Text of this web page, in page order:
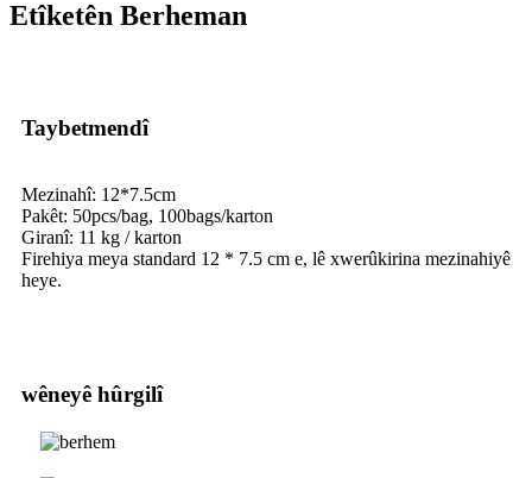
Etîketên Berheman
Taybetmendî
Mezinahî: 12*7.5cm
Pakêt: 50pcs/bag, 100bags/karton
Giranî: 11 kg / karton
Firehiya meya standard 12 * 7.5 cm e, lê xwerûkirina mezinahiyê
heye.
wêneyê hûrgilî